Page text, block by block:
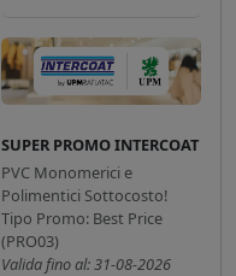
SUPER PROMO INTERCOAT
PVC Monomerici e
Polimentici Sottocosto!
Tipo Promo: Best Price
(PRO03)
Valida fino al: 31-08-2026